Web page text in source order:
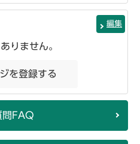
編集
りません。
を登録する
問FAQ